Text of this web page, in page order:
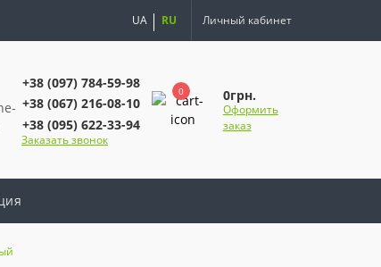
UA RU Личный кабинет
+38 (097) 784-59-98
+38 (067) 216-08-10
+38 (095) 622-33-94
Заказать звонок
0 0грн.
Оформить
заказ